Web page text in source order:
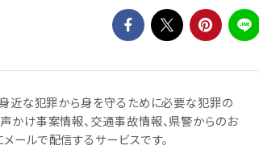
身近な犯罪から身を守るために必要な犯罪の
かけ事案情報、交通事故情報、県警からのお
ールで配信するサービスです。